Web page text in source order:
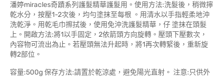
潘婷miracles奇蹟系列護髮精華護髮用。使用方法:洗髮後，稍微擰
乾水分，按壓1-2次後，均勻塗抹至每根 。用清水以手指輕柔地沖
洗乾淨。用乾毛巾擦拭後，使用免沖洗護髮精華，仔 塗抹在頭髮
上。開啟方法:將1以手固定，2依箭頭方向旋轉。壓頭下壓數次，
內容物可流出為止。若壓頭無法升起時，將1再次轉緊後，重新旋
轉2部位。
容量:500g 保存方法:請置於乾涼處，避免陽光直射。 注意:只供外